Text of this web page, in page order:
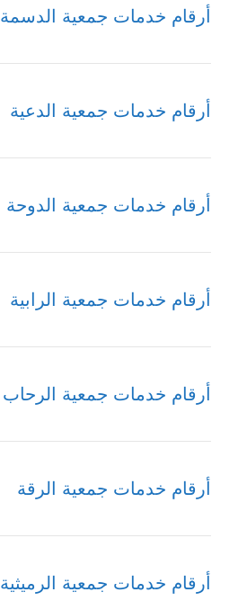
أرقام خدمات جمعية الدسمة
أرقام خدمات جمعية الدعية
أرقام خدمات جمعية الدوحة
أرقام خدمات جمعية الرابية
أرقام خدمات جمعية الرحاب
أرقام خدمات جمعية الرقة
أرقام خدمات جمعية الرميثية